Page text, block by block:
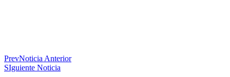
PrevNoticia Anterior
SIguiente Noticia